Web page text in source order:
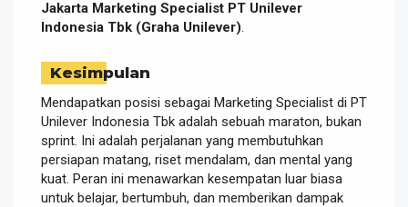
Jakarta Marketing Specialist PT Unilever
Indonesia Tbk (Graha Unilever)
Kesimpulan
Mendapatkan posisi sebagai Marketing Specialist di PT
Unilever Indonesia Tbk adalah sebuah maraton, bukan
sprint. Ini adalah perjalanan yang membutuhkan
persiapan matang, riset mendalam, dan mental yang
kuat. Peran ini menawarkan kesempatan luar biasa
untuk belajar, bertumbuh, dan memberikan dampak